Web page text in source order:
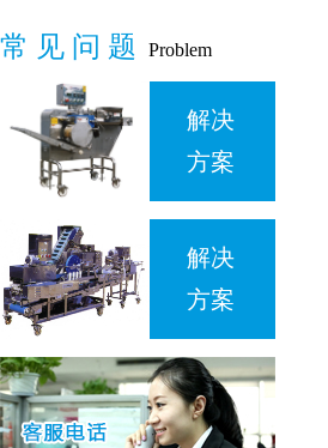
常 见 问 题 Problem
解决
方案
解决
方案